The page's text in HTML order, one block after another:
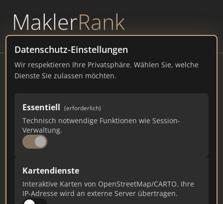
MaklerRank
powered byWAVEPOINT
Datenschutz-Einstellungen
Wir respektieren Ihre Privatsphäre. Wählen Sie, welche
Dienste Sie zulassen möchten.
Essentiell (erforderlich)
Technisch notwendige Funktionen wie Session-
Verwaltung.
Kartendienste
Interaktive Karten von OpenStreetMap/CARTO. Ihre
IP-Adresse wird an externe Server übertragen.
Dr. Lehner Immobilien Wittenberge
dr-lehner-immobilien.de
3.363
Ist das Ihr Unternehmen?